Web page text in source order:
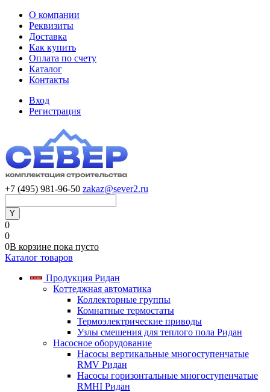
О компании
Реквизиты
Доставка
Как купить
Оплата по счету
Каталог
Контакты
Вход
Регистрация
+7 (495) 981-96-50 zakaz@sever2.ru
0
0
0В корзине пока пусто
Каталог товаров
Продукция Ридан
Коттеджная автоматика
Коллекторные группы
Комнатные термостаты
Термоэлектрические приводы
Узлы смешения для теплого пола Ридан
Насосное оборудование
Насосы вертикальные многоступенчатые
RMV Ридан
Насосы горизонтальные многоступенчатые
RMHI Ридан